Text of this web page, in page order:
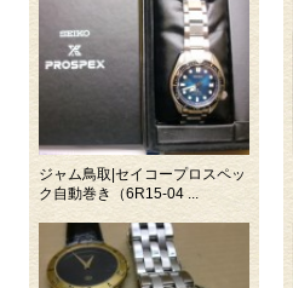
ジャム鳥取|セイコープロスペッ
ク自動巻き（6R15-04 ...